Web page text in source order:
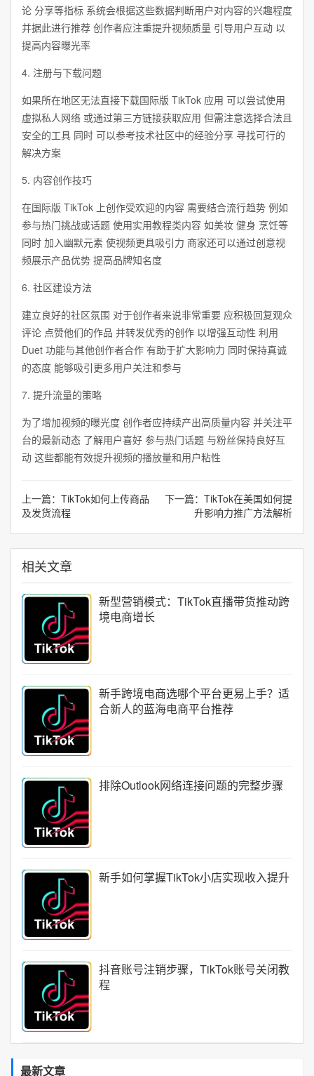
论 分享等指标 系统会根据这些数据判断用户对内容的兴趣程度
并据此进行推荐 创作者应注重提升视频质量 引导用户互动 以
提高内容曝光率
4. 注册与下载问题
如果所在地区无法直接下载国际版 TikTok 应用 可以尝试使用
虚拟私人网络 或通过第三方链接获取应用 但需注意选择合法且
安全的工具 同时 可以参考技术社区中的经验分享 寻找可行的
解决方案
5. 内容创作技巧
在国际版 TikTok 上创作受欢迎的内容 需要结合流行趋势 例如
参与热门挑战或话题 使用实用教程类内容 如美妆 健身 烹饪等
同时 加入幽默元素 使视频更具吸引力 商家还可以通过创意视
频展示产品优势 提高品牌知名度
6. 社区建设方法
建立良好的社区氛围 对于创作者来说非常重要 应积极回复观众
评论 点赞他们的作品 并转发优秀的创作 以增强互动性 利用
Duet 功能与其他创作者合作 有助于扩大影响力 同时保持真诚
的态度 能够吸引更多用户关注和参与
7. 提升流量的策略
为了增加视频的曝光度 创作者应持续产出高质量内容 并关注平
台的最新动态 了解用户喜好 参与热门话题 与粉丝保持良好互
动 这些都能有效提升视频的播放量和用户粘性
上一篇： TikTok如何上传商品
及发货流程
下一篇： TikTok在美国如何提
升影响力推广方法解析
相关文章
新型营销模式：TikTok直播带货推动跨
境电商增长
新手跨境电商选哪个平台更易上手？适
合新人的蓝海电商平台推荐
排除Outlook网络连接问题的完整步骤
新手如何掌握TikTok小店实现收入提升
抖音账号注销步骤，TikTok账号关闭教
程
最新文章